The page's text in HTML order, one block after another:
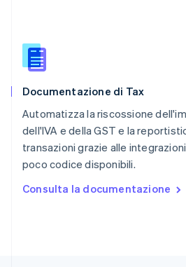
Documentazione di Tax
Automatizza la riscossione
dell'IVA e della GST e la
transazioni grazie alle
poco codice disponibili.
Consulta la documentazione
English
Singapore
Slovacchia
English
Slovenia
Spagna
EspañolEnglish
English Español简体中文